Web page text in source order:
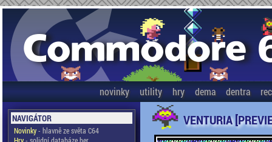
novinky utility hry dema dentra
NAVIGÁTOR
Novinky- hlavně ze světa C64
VENTURIA